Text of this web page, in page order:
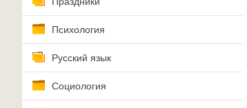
Психология
Русский язык
Социология